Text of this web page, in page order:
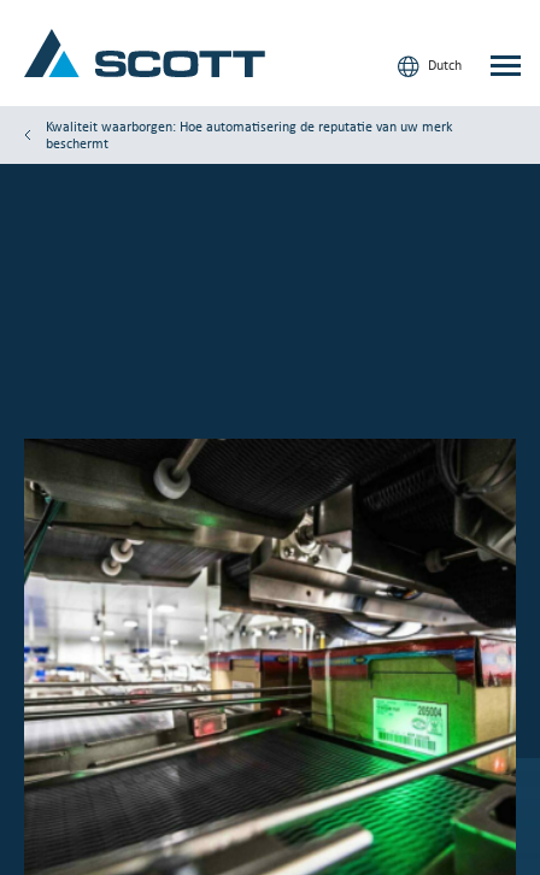
Dutch
Contact
Onze klanten
Overzicht beleggerscentrum
Over Scott
Werken bij Scott
Nieuws en evenementen
Kwaliteit waarborgen: Hoe automatisering de reputatie van uw merk
beschermt